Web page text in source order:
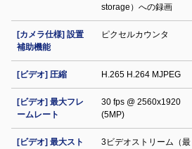
storage）への録画
[カメラ仕様] 設置
補助機能
ピクセルカウンタ
[ビデオ] 圧縮 H.265 H.264 MJPEG
[ビデオ] 最大フレ
ームレート
30 fps @ 2560x1920
(5MP)
[ビデオ] 最大スト
3ビデオストリーム（最